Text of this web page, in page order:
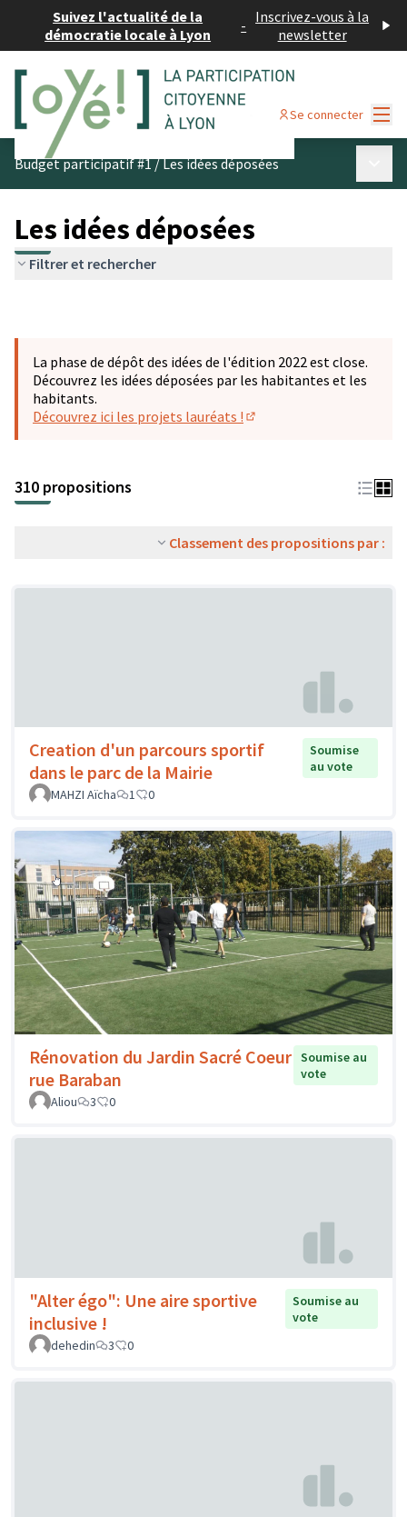
Suivez l'actualité de la
démocratie locale à Lyon
- Inscrivez-vous à la
newsletter
Se connecter
Budget participatif #1/Les idées déposées
Les idées déposées
Filtrer et rechercher
La phase de dépôt des idées de l'édition 2022 est close.
Découvrez les idées déposées par les habitantes et les
habitants.
Découvrez ici les projets lauréats !
310 propositions
Classement des propositions par :
Creation d'un parcours sportif
dans le parc de la Mairie
Soumise
au vote
MAHZI Aïcha
1 0
Rénovation du Jardin Sacré Coeur
rue Baraban
Soumise au
vote
Aliou
3 0
"Alter égo": Une aire sportive
inclusive !
Soumise au
vote
dehedin
3 0